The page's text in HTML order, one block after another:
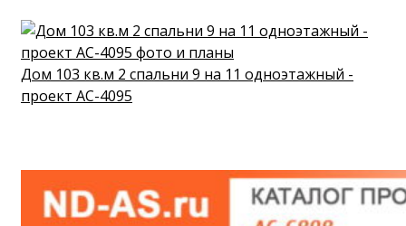
Дом 103 кв.м 2 спальни 9 на 11 одноэтажный -
проект АС-4095